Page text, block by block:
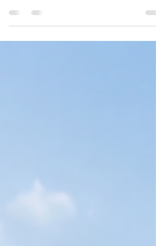
Climatizzatori, pompe di calore, elettrodomestici
giornate più lunghe portano spesso a un utilizzo